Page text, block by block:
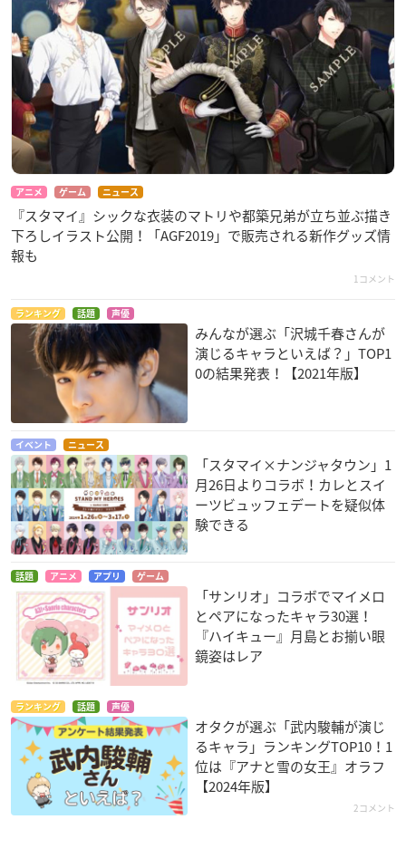
アニメ ゲーム ニュース
『スタマイ』シックな衣装のマトリや都築兄弟が立ち並ぶ描き
下ろしイラスト公開！「AGF2019」で販売される新作グッズ情
報も
1コメント
ランキング 話題 声優
みんなが選ぶ「沢城千春さんが
演じるキャラといえば？」TOP1
0の結果発表！【2021年版】
イベント ニュース
「スタマイ×ナンジャタウン」1
月26日よりコラボ！カレとスイ
ーツビュッフェデートを疑似体
験できる
話題 アニメ アプリ ゲーム
「サンリオ」コラボでマイメロ
とペアになったキャラ30選！
『ハイキュー』月島とお揃い眼
鏡姿はレア
ランキング 話題 声優
オタクが選ぶ「武内駿輔が演じ
るキャラ」ランキングTOP10！1
位は『アナと雪の女王』オラフ
【2024年版】
2コメント